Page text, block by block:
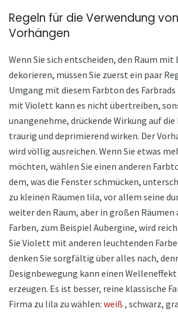
Regeln für die Verwendung
Vorhängen
Wenn Sie sich entscheiden, den Raum mit
dekorieren, müssen Sie zuerst ein paar
Umgang mit diesem Farbton des
mit Violett kann es nicht übertreiben,
unangenehme, drückende Wirkung auf die
traurig und deprimierend wirken. Der
wird völlig ausreichen. Wenn Sie etwas
möchten, wählen Sie einen anderen
dem, was die Fenster schmücken,
zu kleinen Räumen lila, vor allem seine
weiter den Raum, aber in großen Räumen
Farben, zum Beispiel Aubergine, wird
Sie Violett mit anderen leuchtenden
denken Sie sorgfältig über alles nach,
Designbewegung kann einen Welleneffekt
erzeugen. Es ist besser, reine klassische
Firma zu lila zu wählen: weiß , schwarz,